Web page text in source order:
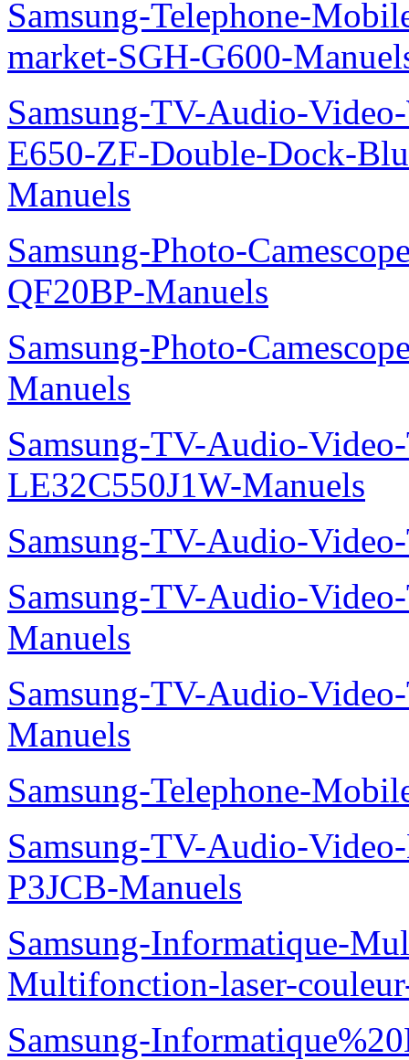
Samsung-Telephone-
market-SGH-G600-
Samsung-TV-Audio-
E650-ZF-Double-Dock-
Manuels
Samsung-Photo-
QF20BP-Manuels
Samsung-Photo-
Manuels
Samsung-TV-Audio-
LE32C550J1W-Manuels
Samsung-TV-Audio-
Samsung-TV-Audio-
Manuels
Samsung-TV-Audio-
Manuels
Samsung-Telephone-
Samsung-TV-Audio-
P3JCB-Manuels
Samsung-Informatique-
Multifonction-laser-
Samsung-